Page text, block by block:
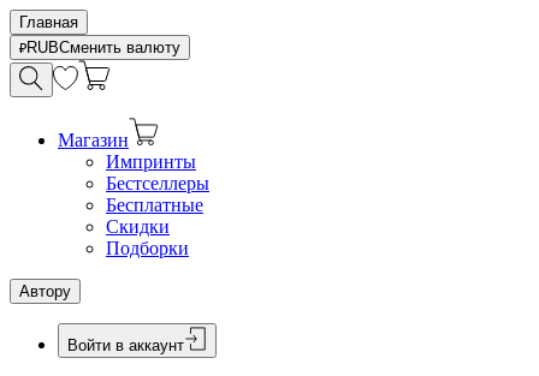
Главная
RUBСменить валюту
Магазин
Импринты
Бестселлеры
Бесплатные
Скидки
Подборки
Автору
Войти в аккаунт